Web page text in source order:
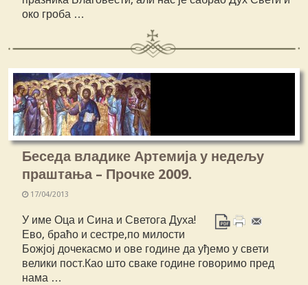
око гроба …
Беседа владике Артемија у недељу
праштања – Прочке 2009.
17/04/2013
У име Оца и Сина и Светога Духа!
Ево, браћо и сестре,по милости
Божјој дочекасмо и ове године да уђемо у свети
велики пост.Као што сваке године говоримо пред
нама …